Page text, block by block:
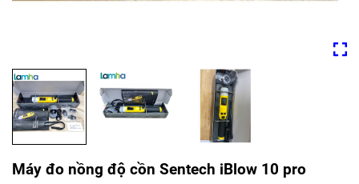
Máy đo nồng độ cồn Sentech iBlow 10 pro